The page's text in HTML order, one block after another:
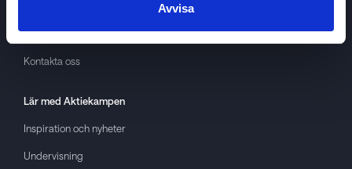
Avvisa
GDPR
Kontakta oss
Lär med Aktiekampen
Inspiration och nyheter
Undervisning